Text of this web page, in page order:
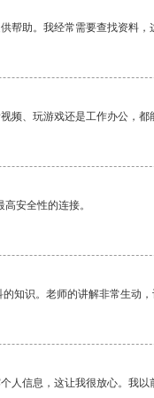
帮助。我经常需要查找资料
频、玩游戏还是工作办公，
安全性的连接。
知识。老师的讲解非常生动，
人信息，这让我很放心。我